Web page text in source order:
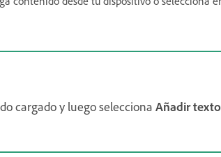
cargado y luego selecciona Añadir